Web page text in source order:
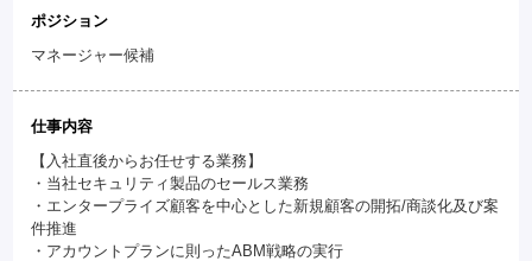
ポジション
マネージャー候補
仕事内容
【入社直後からお任せする業務】
・当社セキュリティ製品のセールス業務
・エンタープライズ顧客を中心とした新規顧客の開拓/商談化及び案
件推進
・アカウントプランに則ったABM戦略の実行